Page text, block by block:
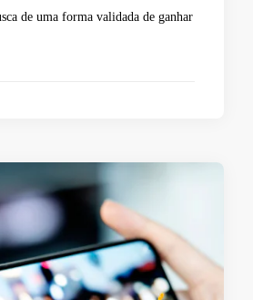
de uma forma validada de ganhar